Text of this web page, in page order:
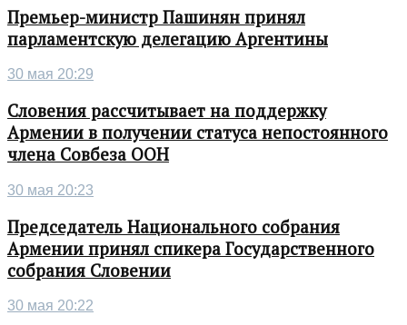
Премьер-министр Пашинян принял
парламентскую делегацию Аргентины
30 мая 20:29
Словения рассчитывает на поддержку
Армении в получении статуса непостоянного
члена Совбеза ООН
30 мая 20:23
Председатель Национального собрания
Армении принял спикера Государственного
собрания Словении
30 мая 20:22